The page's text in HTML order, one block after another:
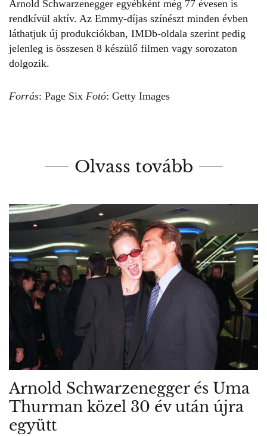
Arnold Schwarzenegger egyébként még 77 évesen is
rendkívül aktív. Az Emmy-díjas színészt minden évben
láthatjuk új produkciókban, IMDb-oldala szerint pedig
jelenleg is összesen 8 készülő filmen vagy sorozaton
dolgozik.
Forrás: Page Six Fotó: Getty Images
Olvass tovább
Arnold Schwarzenegger és Uma
Thurman közel 30 év után újra
együtt